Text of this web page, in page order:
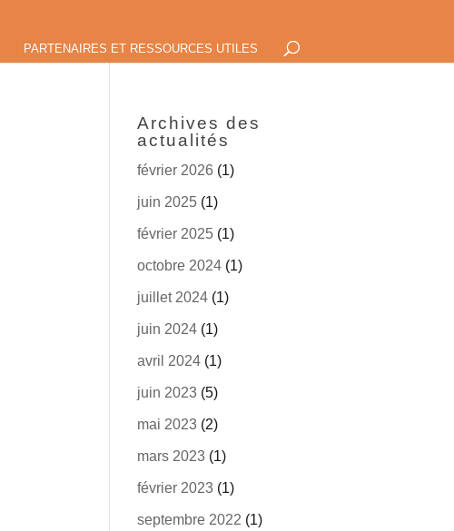
PARTENAIRES ET RESSOURCES UTILES
Archives des
actualités
février 2026 (1)
juin 2025(1)
février 2025(1)
octobre 2024(1)
juillet 2024(1)
juin 2024(1)
avril 2024(1)
juin 2023(5)
mai 2023(2)
mars 2023(1)
février 2023(1)
septembre 2022 (1)